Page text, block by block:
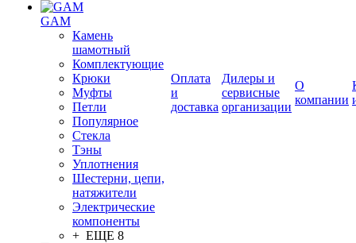
GAM
Камень
шамотный
Комплектующие
Крюки
Муфты
Петли
Популярное
Стекла
Тэны
Уплотнения
Шестерни, цепи,
натяжители
Электрические
компоненты
+ ЕЩЕ 8
Оплата
и
доставка
Дилеры и
сервисные
организации
О
компании